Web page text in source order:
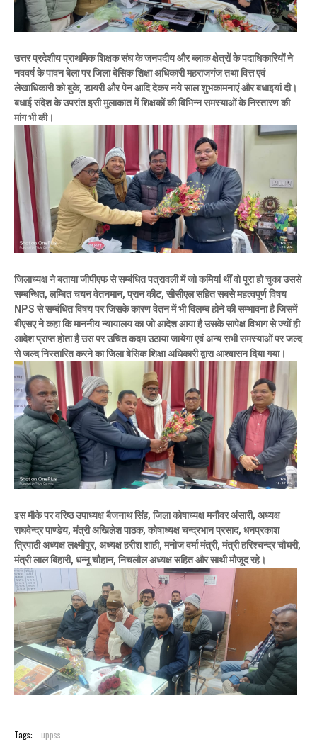
उत्तर प्रदेशीय प्राथमिक शिक्षक संघ के जनपदीय और ब्लाक क्षेत्रों के पदाधिकारियों ने
नववर्ष के पावन बेला पर जिला बेसिक शिक्षा अधिकारी महराजगंज तथा वित्त एवं
लेखाधिकारी को बुके, डायरी और पेन आदि देकर नये साल शुभकामनाएं और बधाइयां दी।
बधाई संदेश के उपरांत इसी मुलाकात में शिक्षकों की विभिन्न समस्याओं के निस्तारण की
मांग भी की।
जिलाध्यक्ष ने बताया जीपीएफ से सम्बंधित पत्रावली में जो कमियां थीं वो पूरा हो चुका उससे
सम्बन्धित, लम्बित चयन वेतनमान, प्रान कीट, सीसीएल सहित सबसे महत्वपूर्ण विषय
NPS से सम्बंधित विषय पर जिसके कारण वेतन में भी विलम्ब होने की सम्भावना है जिसमें
बीएसए ने कहा कि माननीय न्यायालय का जो आदेश आया है उसके सापेक्ष विभाग से ज्यों ही
आदेश प्राप्त होता है उस पर उचित कदम उठाया जायेगा एवं अन्य सभी समस्याओं पर जल्द
से जल्द निस्तारित करने का जिला बेसिक शिक्षा अधिकारी द्वारा आश्वासन दिया गया।
इस मौके पर वरिष्ठ उपाध्यक्ष बैजनाथ सिंह, जिला कोषाध्यक्ष मनौवर अंसारी, अध्यक्ष
राघवेन्द्र पाण्डेय, मंत्री अखिलेश पाठक, कोषाध्यक्ष चन्द्रभान प्रसाद, धनप्रकाश
त्रिपाठी अध्यक्ष लक्ष्मीपुर, अध्यक्ष हरीश शाही, मनोज वर्मा मंत्री, मंत्री हरिश्चन्द्र चौधरी,
मंत्री लाल बिहारी, धन्नू चौहान, निचलौल अध्यक्ष सहित और साथी मौजूद रहे।
Tags: uppss